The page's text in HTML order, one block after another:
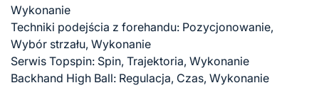
Wykonanie
Techniki podejścia z forehandu: Pozycjonowanie,
Wybór strzału, Wykonanie
Serwis Topspin: Spin, Trajektoria, Wykonanie
Backhand High Ball: Regulacja, Czas, Wykonanie